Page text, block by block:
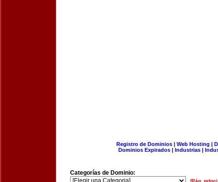
Registro de Dominios| Web Hosting |
Dominios Expirados | Industrias |
Categorías de Dominio:
[Pág.